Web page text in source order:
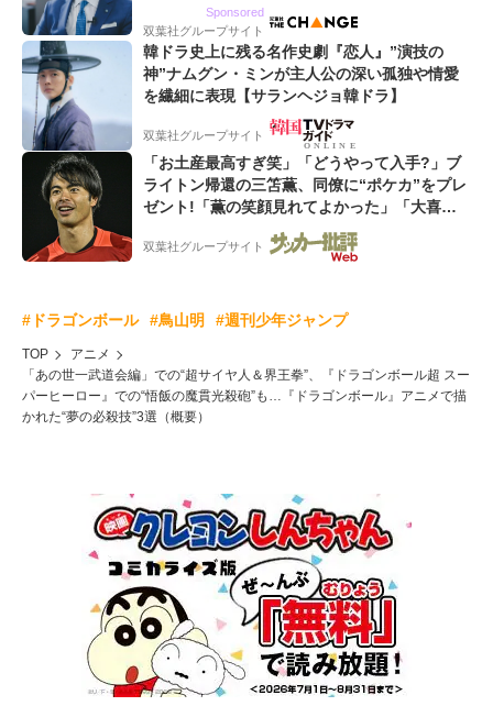
Sponsored
双葉社グループサイト
韓ドラ史上に残る名作史劇『恋人』”演技の
神”ナムグン・ミンが主人公の深い孤独や情愛
を繊細に表現【サランヘジョ韓ドラ】
双葉社グループサイト
「お土産最高すぎ笑」「どうやって入手?」ブ
ライトン帰還の三笘薫、同僚に“ポケカ”をプレ
ゼント!「薫の笑顔見れてよかった」「大喜び
のリュテル可愛すぎ」
双葉社グループサイト
#ドラゴンボール #鳥山明 #週刊少年ジャンプ
TOP
アニメ
「あの世一武道会編」での“超サイヤ人＆界王拳”、『ドラゴンボール超 スー
パーヒーロー』での“悟飯の魔貫光殺砲”も…『ドラゴンボール』アニメで描
かれた“夢の必殺技”3選（概要）